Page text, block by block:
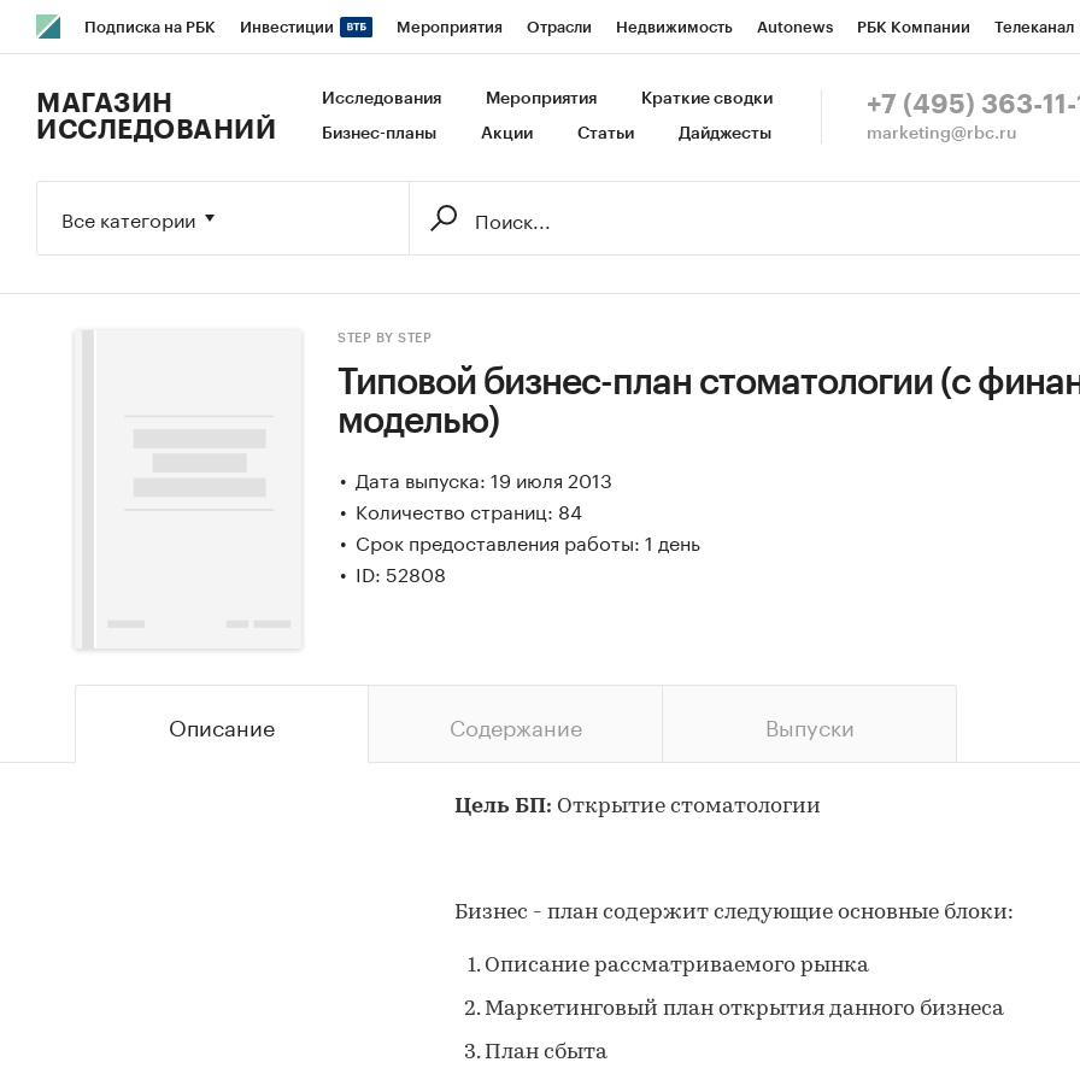
Подписка на РБК Инвестиции Мероприятия Отрасли Недвижимость Autonews РБК Компании Телеканал
Исследования Кредитные рейтинги Франшизы Газета Спецпроекты СПб Конференции СПб Спецпроекты
МАГАЗИН
ИССЛЕДОВАНИЙ
Исследования Мероприятия Краткие сводки
Бизнес-планы Акции Статьи Дайджесты
+7 (495) 363-11-
marketing@rbc.ru
Все категории
STEP BY STEP
Типовой бизнес-план стоматологии (с
моделью)
Дата выпуска: 19 июля 2013
Количество страниц: 84
Срок предоставления работы: 1 день
ID: 52808
Описание Содержание Выпуски
Цель БП: Открытие стоматологии
Бизнес - план содержит следующие основные блоки:
Описание рассматриваемого рынка
Маркетинговый план открытия данного бизнеса
План сбыта